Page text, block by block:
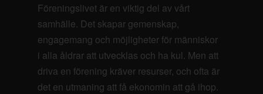
Föreningslivet är en viktig del av vårt
samhälle. Det skapar gemenskap,
engagemang och möjligheter för människor
i alla åldrar att utvecklas och ha kul. Men att
driva en förening kräver resurser, och ofta är
det en utmaning att få ekonomin att gå ihop.